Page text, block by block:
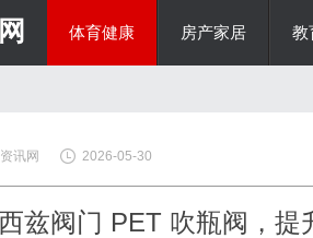
体育健康 房产家居 教
讯网 2026-05-30
兹阀门 PET 吹瓶阀，提